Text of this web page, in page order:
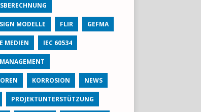
MODELLE FLIR GEFMA
MEDIEN IEC 60534
KORROSION NEWS
PROJEKTUNTERSTÜTZUNG